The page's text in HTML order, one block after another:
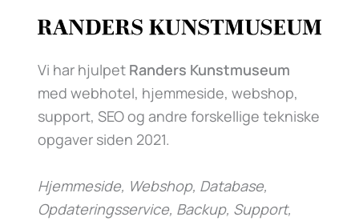
Vi har hjulpet Randers Kunstmuseum
med webhotel, hjemmeside, webshop,
support, SEO og andre forskellige tekniske
opgaver siden 2021.
Hjemmeside, Webshop, Database,
Opdateringsservice, Backup, Support,